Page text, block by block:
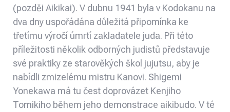
(pozděi Aikikai). V dubnu 1941 byla v Kodokanu na
dva dny uspořádána důležitá připomínka ke
třetímu výročí úmrtí zakladatele juda. Při této
příležitosti několik odborných judistů představuje
své praktiky ze starověkých škol jujutsu, aby je
nabídli zmizelému mistru Kanovi. Shigemi
Yonekawa má tu čest doprovázet Kenjiho
Tomikiho během jeho demonstrace aikibudo. V té